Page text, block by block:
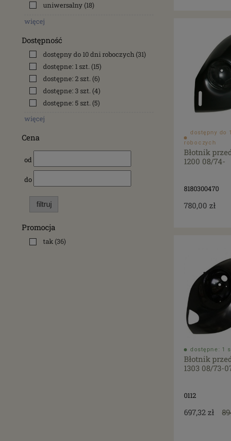
uniwersalny(18)
więcej
Dostępność
dostępny do 10 dni roboczych (31)
dostępne: 1 szt. (15)
dostępne: 2 szt. (6)
dostępne: 3 szt. (4)
dostępne: 5 szt. (5)
więcej
Cena
od
do
filtruj
Promocja
tak(36)
dostępny do
roboczych
Błotnik
1200 08/74-
8180300470
780,00 zł
dostępne: 1
Błotnik
1303 08/73-
0112
697,32 zł